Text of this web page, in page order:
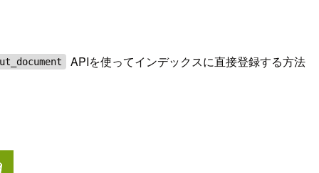
APIを使ってインデックスに直接登録する方法